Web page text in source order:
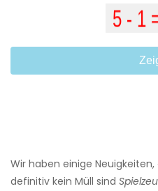
Wir haben einige Neuigkeiten,
definitiv kein Müll sind